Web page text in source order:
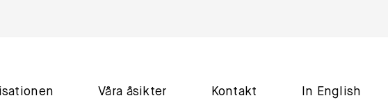
Våra åsikter Kontakt In English